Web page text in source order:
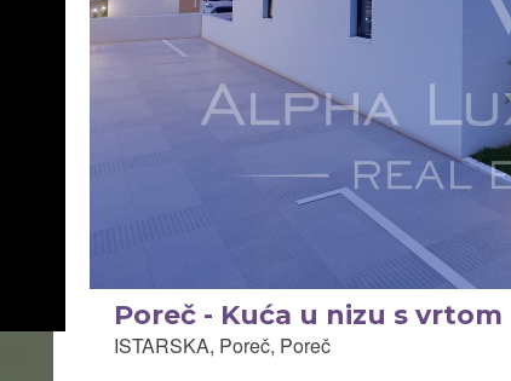
Poreč - Kuća u nizu s vrtom
ISTARSKA, Poreč, Poreč